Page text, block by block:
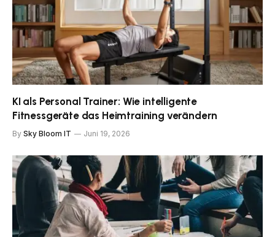
KI als Personal Trainer: Wie intelligente
Fitnessgeräte das Heimtraining verändern
By Sky Bloom IT Juni 19, 2026